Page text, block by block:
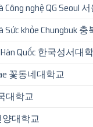
Công nghệ QG Seoul
Sức khỏe Chungbuk
Quốc 한국성서대
꽃동네대학교
대학교
양대학교